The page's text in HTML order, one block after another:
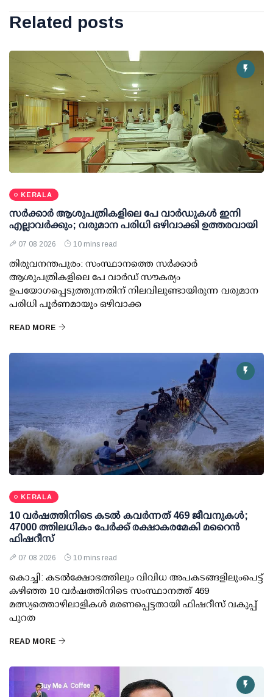
Related posts
KERALA
സര്‍ക്കാര്‍ ആശുപത്രികളിലെ പേ വാര്‍ഡുകള്‍ ഇനി
എല്ലാവര്‍ക്കും; വരുമാന പരിധി ഒഴിവാക്കി ഉത്തരവായി
07 08 2026 10 mins read
തിരുവനന്തപുരം: സംസ്ഥാനത്തെ സര്‍ക്കാര്‍
ആശുപത്രികളിലെ പേ വാര്‍ഡ് സൗകര്യം
ഉപയോഗപ്പെടുത്തുന്നതിന് നിലവിലുണ്ടായിരുന്ന വരുമാന
പരിധി പൂര്‍ണമായും ഒഴിവാക്ക
READ MORE
KERALA
10 വര്‍ഷത്തിനിടെ കടല്‍ കവര്‍ന്നത് 469 ജീവനുകള്‍;
47000 ത്തിലധികം പേര്‍ക്ക് രക്ഷാകരമേകി മറൈന്‍
ഫിഷറീസ്
07 08 2026 10 mins read
കൊച്ചി: കടല്‍ക്ഷോഭത്തിലും വിവിധ അപകടങ്ങളിലുംപെട്ട്
കഴിഞ്ഞ 10 വര്‍ഷത്തിനിടെ സംസ്ഥാനത്ത് 469
മത്സ്യത്തൊഴിലാളികള്‍ മരണപ്പെട്ടതായി ഫിഷറീസ് വകുപ്പ്
പുറത
READ MORE